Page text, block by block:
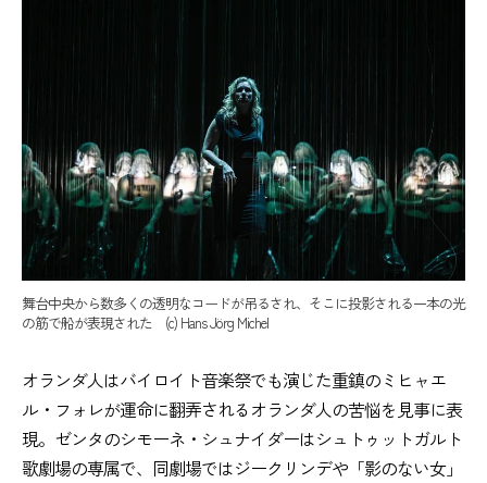
舞台中央から数多くの透明なコードが吊るされ、そこに投影される一本の光
の筋で船が表現された (c) Hans Jörg Michel
オランダ人はバイロイト音楽祭でも演じた重鎮のミヒャエ
ル・フォレが運命に翻弄されるオランダ人の苦悩を見事に表
現。ゼンタのシモーネ・シュナイダーはシュトゥットガルト
歌劇場の専属で、同劇場ではジークリンデや「影のない女」